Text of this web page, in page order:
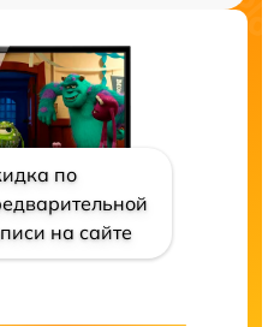
по
на сайте